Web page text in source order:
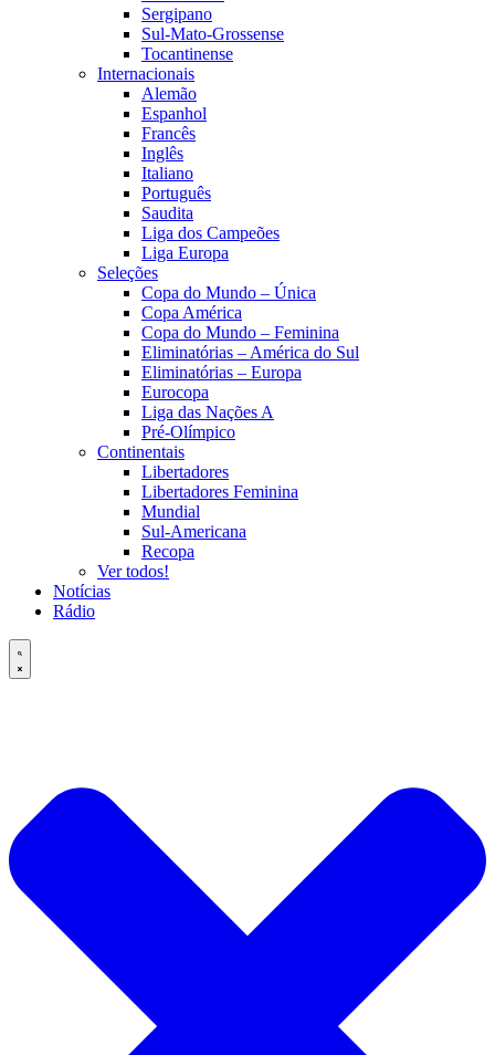
Sergipano
Sul-Mato-Grossense
Tocantinense
Internacionais
Alemão
Espanhol
Francês
Inglês
Italiano
Português
Saudita
Liga dos Campeões
Liga Europa
Seleções
Copa do Mundo – Única
Copa América
Copa do Mundo – Feminina
Eliminatórias – América do Sul
Eliminatórias – Europa
Eurocopa
Liga das Nações A
Pré-Olímpico
Continentais
Libertadores
Libertadores Feminina
Mundial
Sul-Americana
Recopa
Ver todos!
Notícias
Rádio